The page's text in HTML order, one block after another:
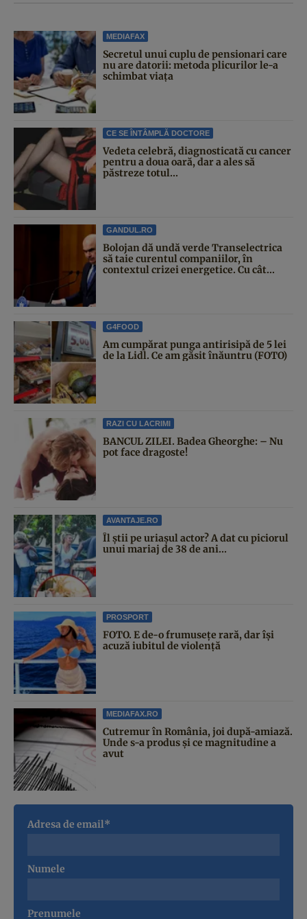
MEDIAFAX
Secretul unui cuplu de pensionari care
nu are datorii: metoda plicurilor le-a
schimbat viața
CE SE ÎNTÂMPLĂ DOCTORE
Vedeta celebră, diagnosticată cu cancer
pentru a doua oară, dar a ales să
păstreze totul...
GANDUL.RO
Bolojan dă undă verde Transelectrica
să taie curentul companiilor, în
contextul crizei energetice. Cu cât...
G4FOOD
Am cumpărat punga antirisipă de 5 lei
de la Lidl. Ce am găsit înăuntru (FOTO)
RAZI CU LACRIMI
BANCUL ZILEI. Badea Gheorghe: – Nu
pot face dragoste!
AVANTAJE.RO
Îl știi pe uriașul actor? A dat cu piciorul
unui mariaj de 38 de ani...
PROSPORT
FOTO. E de-o frumusețe rară, dar își
acuză iubitul de violență
MEDIAFAX.RO
Cutremur în România, joi după-amiază.
Unde s-a produs și ce magnitudine a
avut
Adresa de email*
Numele
Prenumele